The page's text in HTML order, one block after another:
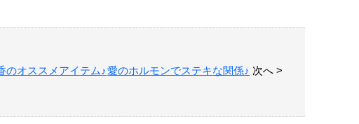
のオススメアイテム♪愛のホルモンでステキな関係♪ 次へ >